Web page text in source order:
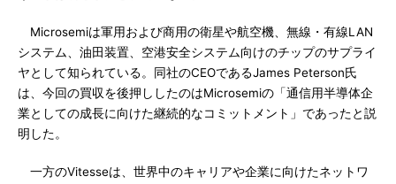
Microsemiは軍用および商用の衛星や航空機、無線・有線LAN
システム、油田装置、空港安全システム向けのチップのサプライ
ヤとして知られている。同社のCEOであるJames Peterson氏
は、今回の買収を後押ししたのはMicrosemiの「通信用半導体企
業としての成長に向けた継続的なコミットメント」であったと説
明した。
一方のVitesseは、世界中のキャリアや企業に向けたネットワ